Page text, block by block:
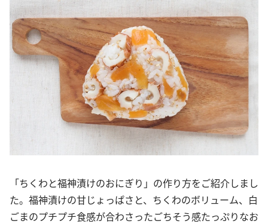
「ちくわと福神漬けのおにぎり」の作り方をご紹介しまし
た。福神漬けの甘じょっぱさと、ちくわのボリューム、白
ごまのプチプチ食感が合わさったごちそう感たっぷりなお